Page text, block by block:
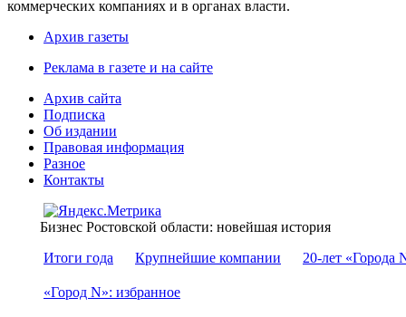
коммерческих компаниях и в органах власти.
Архив газеты
Реклама в газете и на сайте
Архив сайта
Подписка
Об издании
Правовая информация
Разное
Контакты
Бизнес Ростовской области: новейшая история
Итоги года
Крупнейшие компании 20-лет «Города
«Город N»: избранное